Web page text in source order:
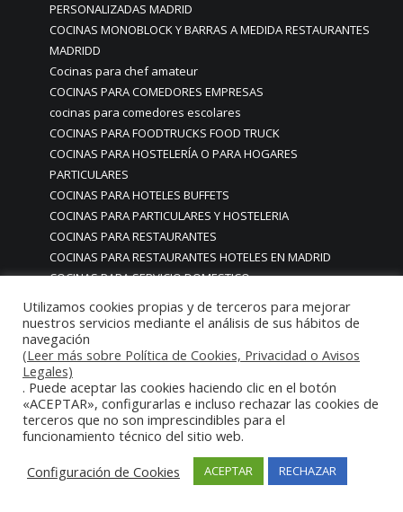
PERSONALIZADAS MADRID
COCINAS MONOBLOCK Y BARRAS A MEDIDA RESTAURANTES
MADRIDD
Cocinas para chef amateur
COCINAS PARA COMEDORES EMPRESAS
cocinas para comedores escolares
COCINAS PARA FOODTRUCKS FOOD TRUCK
COCINAS PARA HOSTELERÍA O PARA HOGARES
PARTICULARES
COCINAS PARA HOTELES BUFFETS
COCINAS PARA PARTICULARES Y HOSTELERIA
COCINAS PARA RESTAURANTES
COCINAS PARA RESTAURANTES HOTELES EN MADRID
COCINAS PARA SERVICIO DOMESTICO
COCINAS PARA TERRAZAS EN MADRID ESPAÑA
COCINAS PREMIUM GAMA ALTA EN MADRID
COCINAS PREMIUM LUJO PARA RESTAURANTES
RESTAURACIÓN MADRID
COCINAS PREMIUM MADRID
COCINAS PREMIUM PROFESIONALES MADRID
COCINAS PROFESIONALES
COCINAS PROFESIONALES • MOBILIARIO • ENCIMERAS •
REVESTIMIENTOS • ESTRUCTURAS • ELEMENTOS
DECORATIVOS ACERO INOXIDABLE
Utilizamos cookies propias y de terceros para mejorar
nuestros servicios mediante el análisis de sus hábitos de
navegación
(Leer más sobre Política de Cookies, Privacidad o Avisos
Legales)
. Puede aceptar las cookies haciendo clic en el botón
«ACEPTAR», configurarlas e incluso rechazar las cookies de
terceros que no son imprescindibles para el
funcionamiento técnico del sitio web.
Configuración de Cookies
ACEPTAR RECHAZAR